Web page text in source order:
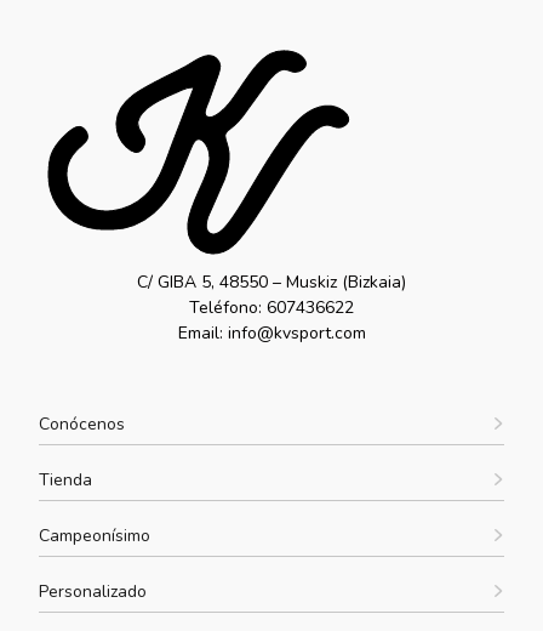
C/ GIBA 5, 48550 – Muskiz (Bizkaia)
Teléfono: 607436622
Email: info@kvsport.com
Conócenos
Tienda
Campeonísimo
Personalizado